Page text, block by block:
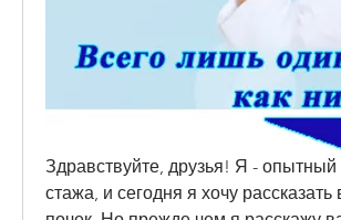
Здравствуйте, друзья! Я -
стажа, и сегодня я хочу